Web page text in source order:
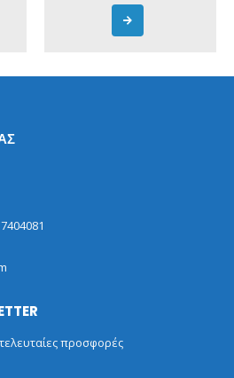
προσφορές